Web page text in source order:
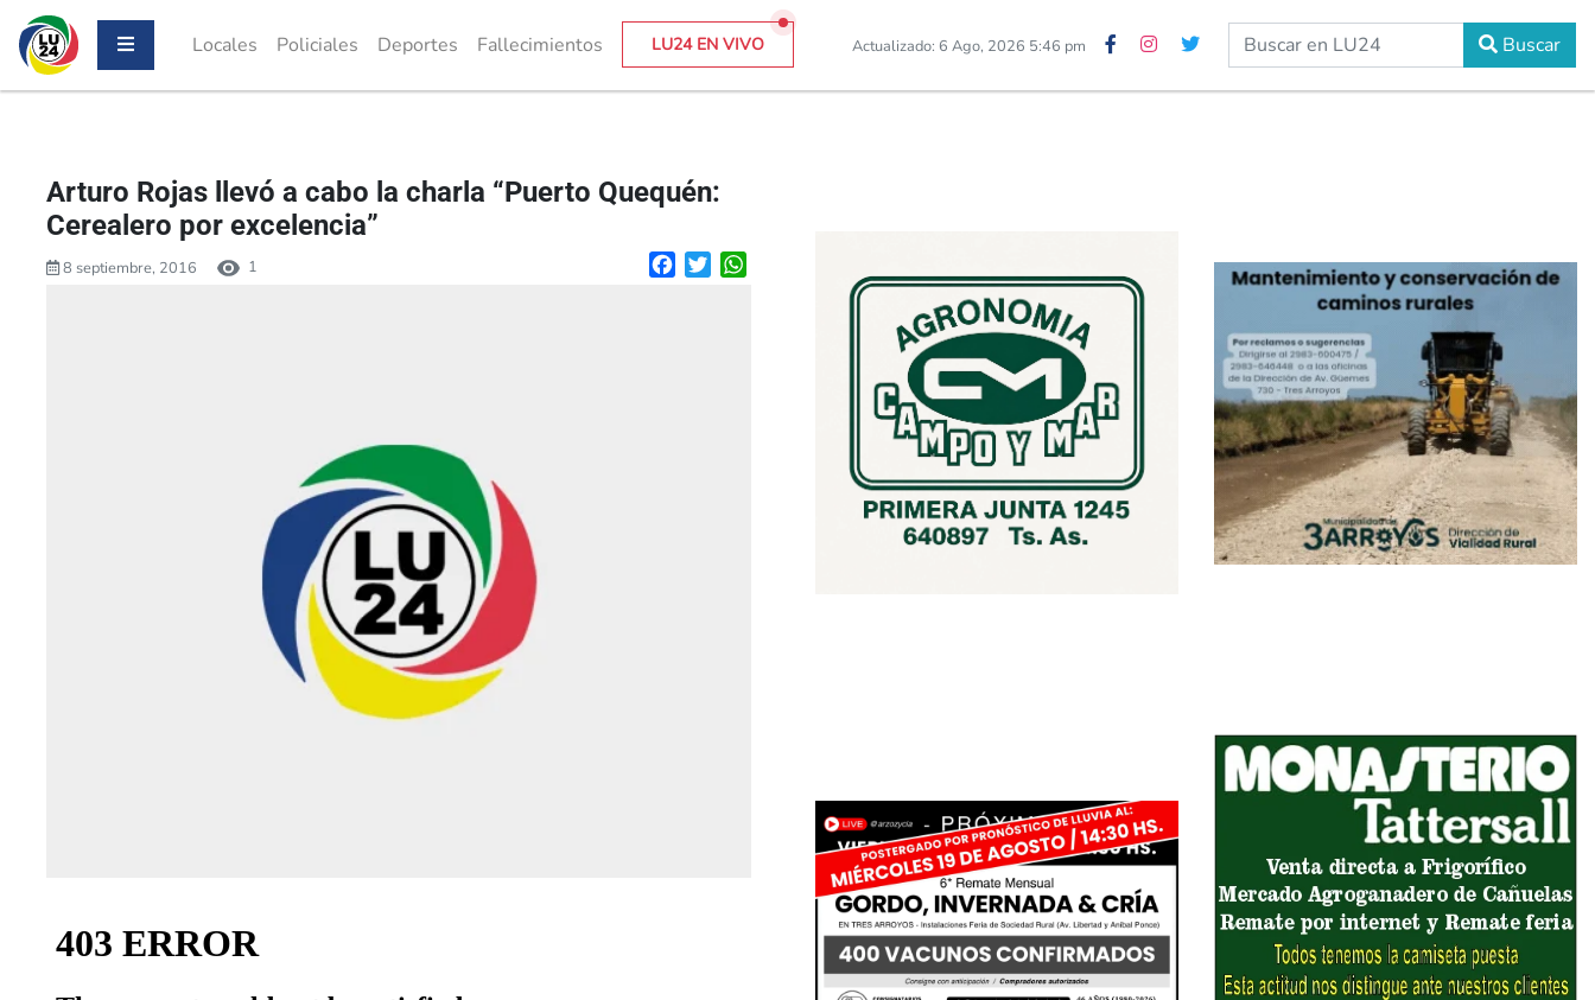
Locales Policiales Deportes Fallecimientos LU24 EN VIVO Actualizado: 6 Ago, 2026 5:46 pm Buscar
Arturo Rojas llevó a cabo la charla “Puerto Quequén:
Cerealero por excelencia”
8 septiembre, 2016 1 FacebookTwitter